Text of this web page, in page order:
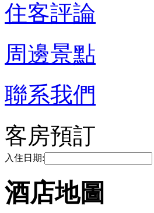
住客評論
周邊景點
聯系我們
客房預訂
入住日期:
酒店地圖